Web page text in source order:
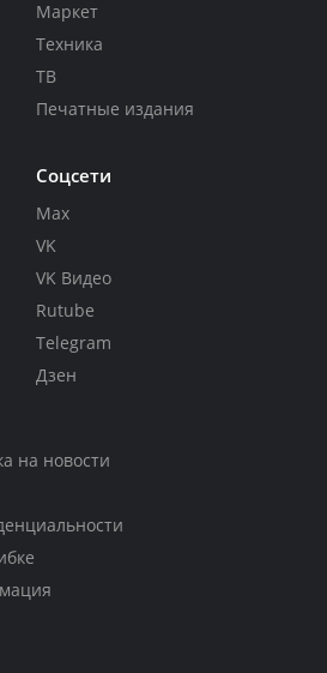
Маркет
Техника
ТВ
Печатные издания
Соцсети
Max
VK
VK Видео
Rutube
Telegram
Дзен
на новости